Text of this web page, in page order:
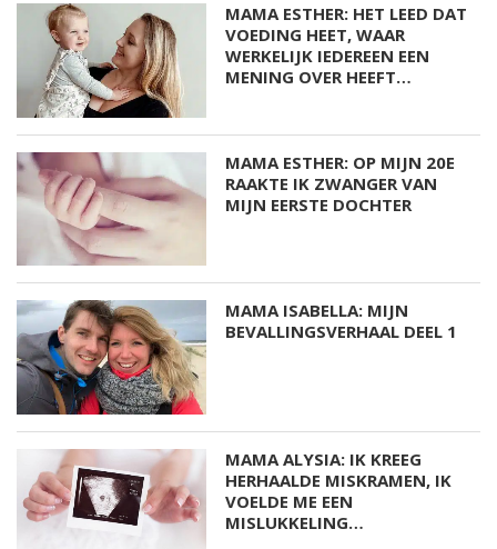
MAMA ESTHER: HET LEED DAT
VOEDING HEET, WAAR
WERKELIJK IEDEREEN EEN
MENING OVER HEEFT…
MAMA ESTHER: OP MIJN 20E
RAAKTE IK ZWANGER VAN
MIJN EERSTE DOCHTER
MAMA ISABELLA: MIJN
BEVALLINGSVERHAAL DEEL 1
MAMA ALYSIA: IK KREEG
HERHAALDE MISKRAMEN, IK
VOELDE ME EEN
MISLUKKELING…